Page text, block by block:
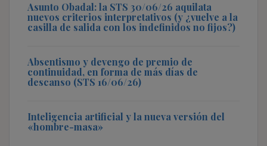
Asunto Obadal: la STS 30/06/26 aquilata
nuevos criterios interpretativos (y ¿vuelve a la
casilla de salida con los indefinidos no fijos?)
Absentismo y devengo de premio de
continuidad, en forma de más días de
descanso (STS 16/06/26)
Inteligencia artificial y la nueva versión del
«hombre-masa»